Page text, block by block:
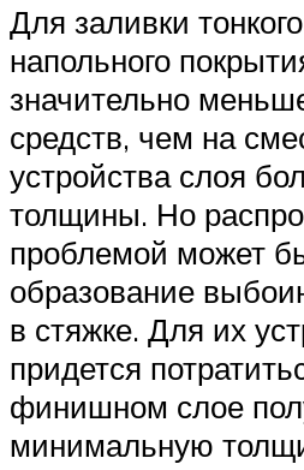
Для заливки
напольного
значительно
средств, чем на
устройства слоя
толщины. Но
проблемой может
образование
в стяжке. Для их
придется
финишном слое
минимальную